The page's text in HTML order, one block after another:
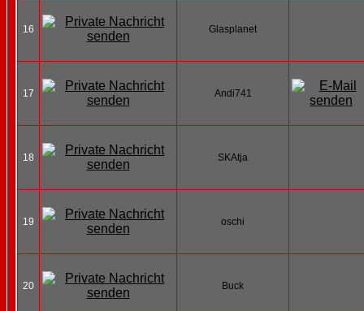
16 Glasplanet
17 Andi741
18 SKAtja
19 oschi
20 Buck